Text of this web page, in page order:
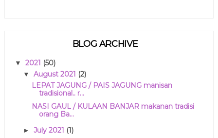
BLOG ARCHIVE
▼ 2021 (50)
▼ August 2021 (2)
LEPAT JAGUNG / PAIS JAGUNG manisan
tradisional.. r...
NASI GAUL / KULAAN BANJAR makanan tradisi
orang Ba...
► July 2021 (1)